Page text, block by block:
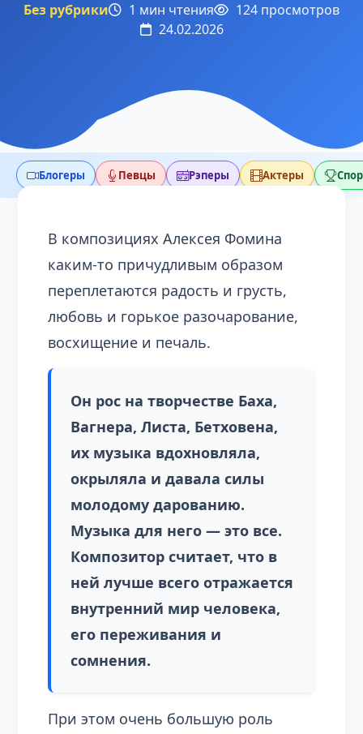
Без рубрики 1 мин чтения
124 просмотров
24.02.2026
Блогеры Певцы Рэперы Актеры
В композициях Алексея Фомина
каким-то причудливым образом
переплетаются радость и грусть,
любовь и горькое разочарование,
восхищение и печаль.
Он рос на творчестве Баха,
Вагнера, Листа, Бетховена,
их музыка вдохновляла,
окрыляла и давала силы
молодому дарованию.
Музыка для него — это все.
Композитор считает, что в
ней лучше всего отражается
внутренний мир человека,
его переживания и
сомнения.
При этом очень большую роль